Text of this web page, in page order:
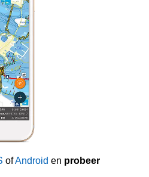
ofAndroid en probeer